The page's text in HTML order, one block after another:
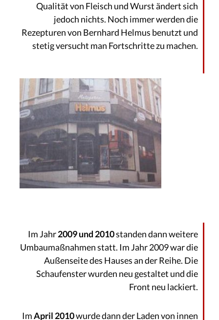
Qualität von Fleisch und Wurst ändert sich
jedoch nichts. Noch immer werden die
Rezepturen von Bernhard Helmus benutzt und
stetig versucht man Fortschritte zu machen.
Im Jahr2009 und 2010standen dann weitere
Umbaumaßnahmen statt. Im Jahr 2009 war die
Außenseite des Hauses an der Reihe. Die
Schaufenster wurden neu gestaltet und die
Front neu lackiert.
ImApril 2010wurde dann der Laden von innen